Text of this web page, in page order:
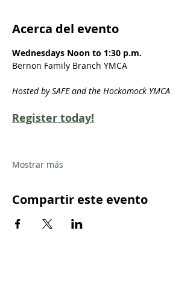
Acerca del evento
Wednesdays Noon to 1:30 p.m.
Bernon Family Branch YMCA
Hosted by SAFE and the Hockomock YMCA
Register today!
Mostrar más
Compartir este evento